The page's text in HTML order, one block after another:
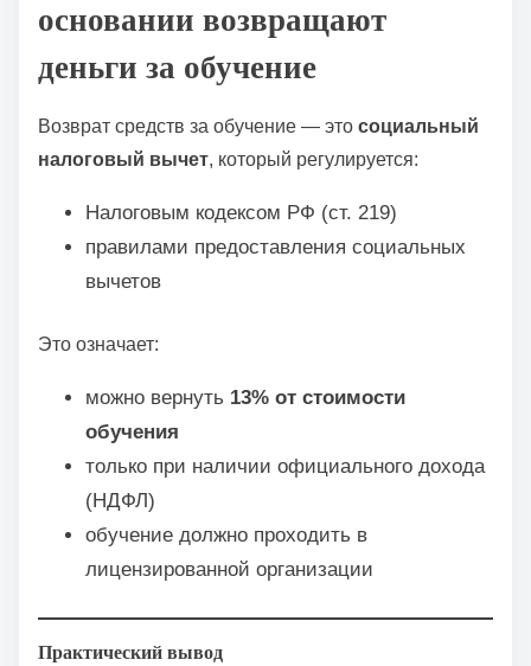
основании возвращают
деньги за обучение
Возврат средств за обучение — это социальный
налоговый вычет, который регулируется:
Налоговым кодексом РФ (ст. 219)
правилами предоставления социальных
вычетов
Это означает:
можно вернуть 13% от стоимости
обучения
только при наличии официального дохода
(НДФЛ)
обучение должно проходить в
лицензированной организации
Практический вывод